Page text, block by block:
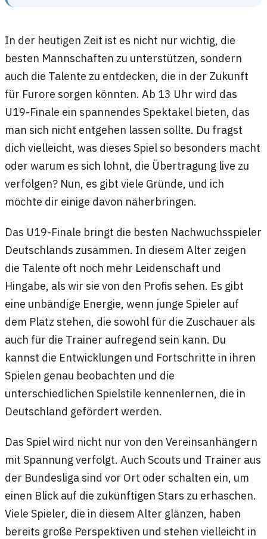
In der heutigen Zeit ist es nicht nur wichtig, die
besten Mannschaften zu unterstützen, sondern
auch die Talente zu entdecken, die in der Zukunft
für Furore sorgen könnten. Ab 13 Uhr wird das
U19-Finale ein spannendes Spektakel bieten, das
man sich nicht entgehen lassen sollte. Du fragst
dich vielleicht, was dieses Spiel so besonders macht
oder warum es sich lohnt, die Übertragung live zu
verfolgen? Nun, es gibt viele Gründe, und ich
möchte dir einige davon näherbringen.
Das U19-Finale bringt die besten Nachwuchsspieler
Deutschlands zusammen. In diesem Alter zeigen
die Talente oft noch mehr Leidenschaft und
Hingabe, als wir sie von den Profis sehen. Es gibt
eine unbändige Energie, wenn junge Spieler auf
dem Platz stehen, die sowohl für die Zuschauer als
auch für die Trainer aufregend sein kann. Du
kannst die Entwicklungen und Fortschritte in ihren
Spielen genau beobachten und die
unterschiedlichen Spielstile kennenlernen, die in
Deutschland gefördert werden.
Das Spiel wird nicht nur von den Vereinsanhängern
mit Spannung verfolgt. Auch Scouts und Trainer aus
der Bundesliga sind vor Ort oder schalten ein, um
einen Blick auf die zukünftigen Stars zu erhaschen.
Viele Spieler, die in diesem Alter glänzen, haben
bereits große Perspektiven und stehen vielleicht in